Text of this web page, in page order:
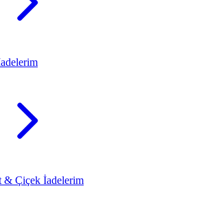
Çiçek İadelerim